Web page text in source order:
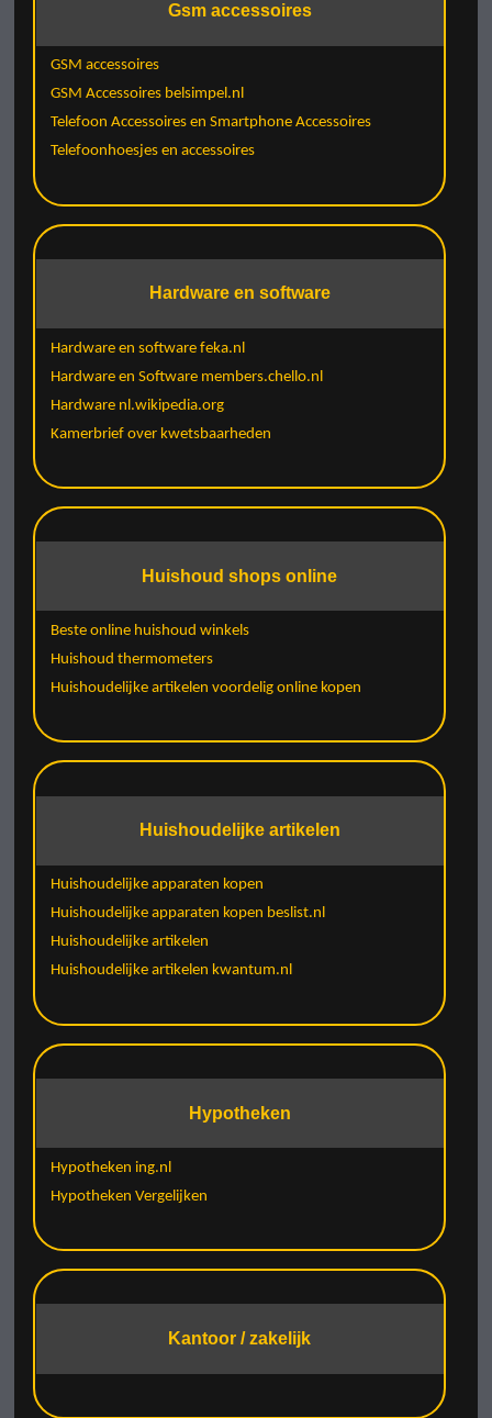
Gsm accessoires
GSM accessoires
GSM Accessoires belsimpel.nl
Telefoon Accessoires en Smartphone Accessoires
Telefoonhoesjes en accessoires
Hardware en software
Hardware en software feka.nl
Hardware en Software members.chello.nl
Hardware nl.wikipedia.org
Kamerbrief over kwetsbaarheden
Huishoud shops online
Beste online huishoud winkels
Huishoud thermometers
Huishoudelijke artikelen voordelig online kopen
Huishoudelijke artikelen
Huishoudelijke apparaten kopen
Huishoudelijke apparaten kopen beslist.nl
Huishoudelijke artikelen
Huishoudelijke artikelen kwantum.nl
Hypotheken
Hypotheken ing.nl
Hypotheken Vergelijken
Kantoor / zakelijk